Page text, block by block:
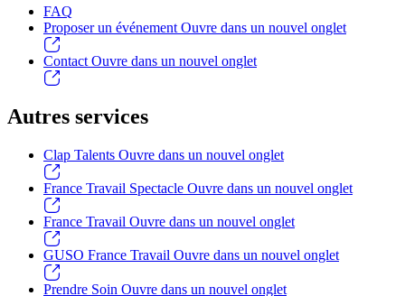
FAQ
Proposer un événement Ouvre dans un nouvel onglet
Contact Ouvre dans un nouvel onglet
Autres services
Clap Talents Ouvre dans un nouvel onglet
France Travail Spectacle Ouvre dans un nouvel onglet
France Travail Ouvre dans un nouvel onglet
GUSO France Travail Ouvre dans un nouvel onglet
Prendre Soin Ouvre dans un nouvel onglet